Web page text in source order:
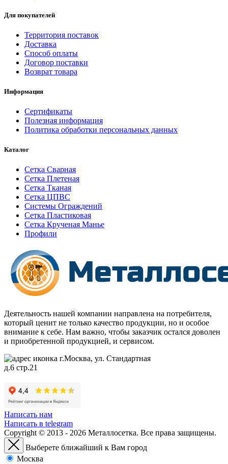
Для покупателей
Территория поставок
Доставка
Способ оплаты
Договор поставки
Возврат товара
Информация
Сертификаты
Полезная информация
Политика обработки персональных данных
Каталог
Сетка Сварная
Сетка Плетеная
Сетка Тканая
Сетка ЦПВС
Системы Ограждений
Сетка Пластиковая
Сетка Крученая Манье
Профили
Деятельность нашей компании направлена на потребителя,
который ценит не только качество продукции, но и особое
внимание к себе. Нам важно, чтобы заказчик остался доволен
и приобретенной продукцией, и сервисом.
г.Москва, ул. Стандартная
д.6 стр.21
Написать нам
Написать в telegram
Copyright © 2013 - 2026 Металлосетка. Все права защищены.
Выберете ближайший к Вам город
Москва